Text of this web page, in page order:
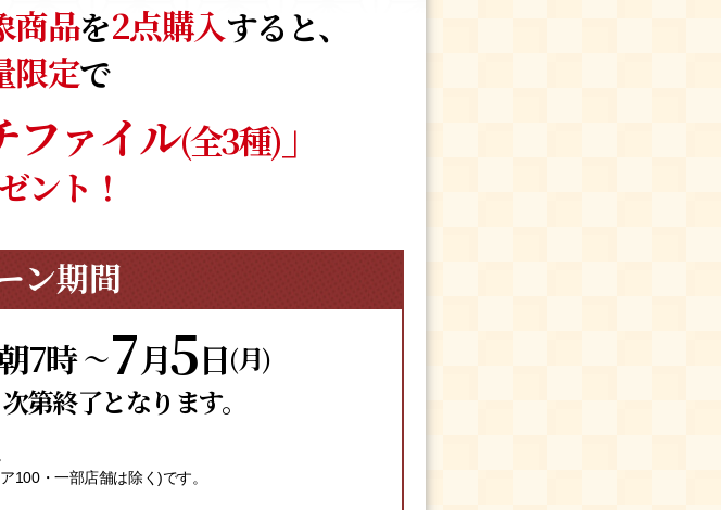
商品を2点購入すると、
限定で
ファイル(全3種) 」
ント！
ン期間
7時～7月5日(月)
第終了となります。
100・一部店舗は除く)です。